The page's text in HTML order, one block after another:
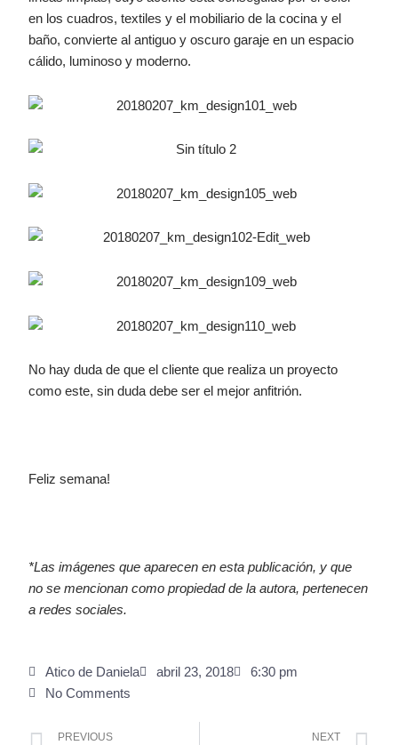
en los cuadros, textiles y el mobiliario de la cocina y el
baño, convierte al antiguo y oscuro garaje en un espacio
cálido, luminoso y moderno.
No hay duda de que el cliente que realiza un proyecto
como este, sin duda debe ser el mejor anfitrión.
Feliz semana!
*Las imágenes que aparecen en esta publicación, y que
no se mencionan como propiedad de la autora, pertenecen
a redes sociales.
Atico de Daniela abril 23, 2018
6:30 pm
No Comments
PREVIOUS NEXT